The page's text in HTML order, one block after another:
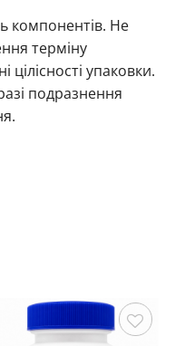
компонентів. Не
терміну
упаковки.
подразнення